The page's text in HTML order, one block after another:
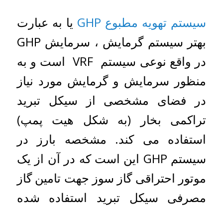
سیستم تهویه مطبوع GHP
یا به عبارت
بهتر سیستم گرمایش ، سرمایش GHP
در واقع نوعی سیستم VRF است و به
منظور سرمایش و گرمایش مورد نیاز
در فضای مشخصی از سیکل تبرید
تراکمی بخار (به شکل هیت پمپ)
استفاده می کند. مشخصه بارز در
سیستم GHP این است که در آن از یک
موتور احتراقی گاز سوز جهت تامین گاز
مصرفی سیکل تبرید استفاده شده